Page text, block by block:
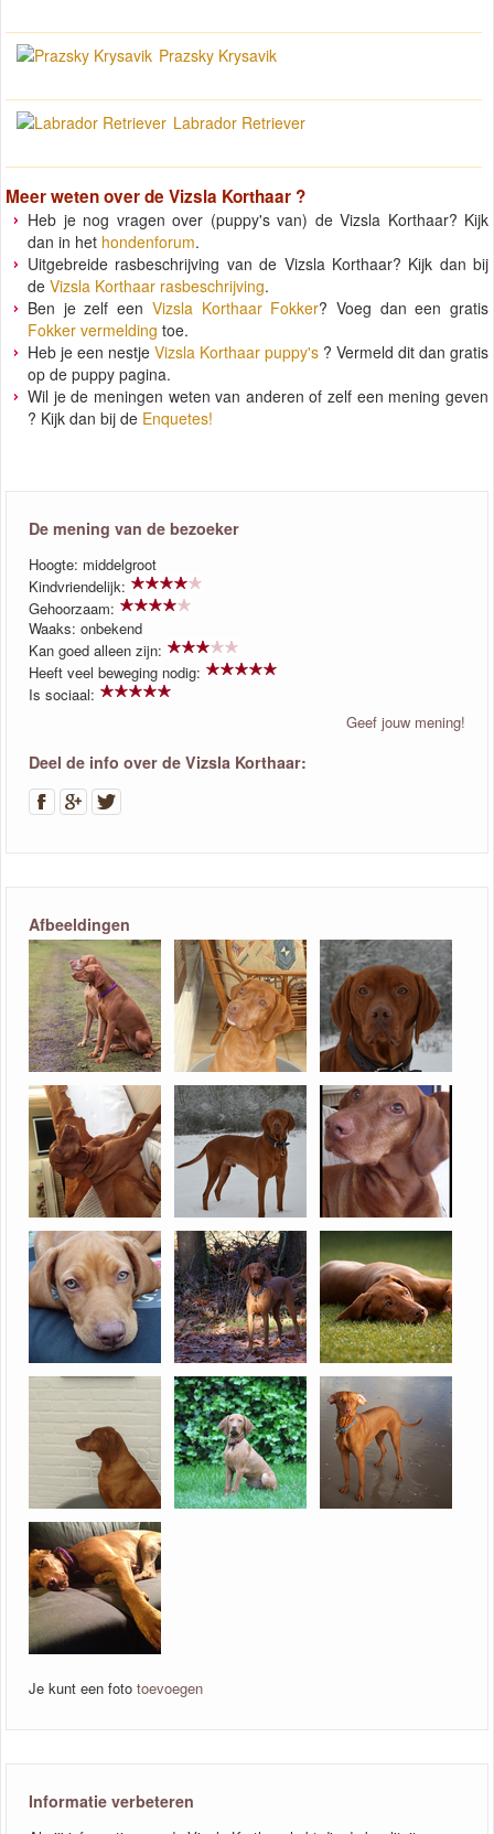
Prazsky Krysavik
Labrador Retriever
Meer weten over de Vizsla Korthaar ?
Heb je nog vragen over (puppy's van) de Vizsla Korthaar? Kijk
dan in het hondenforum.
Uitgebreide rasbeschrijving van de Vizsla Korthaar? Kijk dan bij
de Vizsla Korthaar rasbeschrijving.
Ben je zelf een Vizsla Korthaar Fokker? Voeg dan een gratis
Fokker vermelding toe.
Heb je een nestje Vizsla Korthaar puppy's ? Vermeld dit dan gratis
op de puppy pagina.
Wil je de meningen weten van anderen of zelf een mening geven
? Kijk dan bij de Enquetes!
De mening van de bezoeker
Hoogte: middelgroot
Kindvriendelijk:
Gehoorzaam:
Waaks: onbekend
Kan goed alleen zijn:
Heeft veel beweging nodig:
Is sociaal:
Geef jouw mening!
Deel de info over de Vizsla Korthaar:
Afbeeldingen
Je kunt een foto toevoegen
Informatie verbeteren